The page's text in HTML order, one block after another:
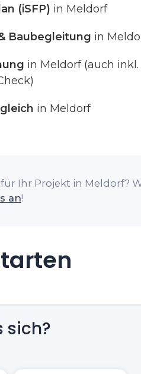
(iSFP) in Meldorf
Baubegleitung in
in Meldorf (auch inkl.
in Meldorf
Ihr Projekt in Meldorf?
an!